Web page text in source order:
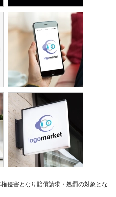
侵害となり賠償請求・処罰の対象とな